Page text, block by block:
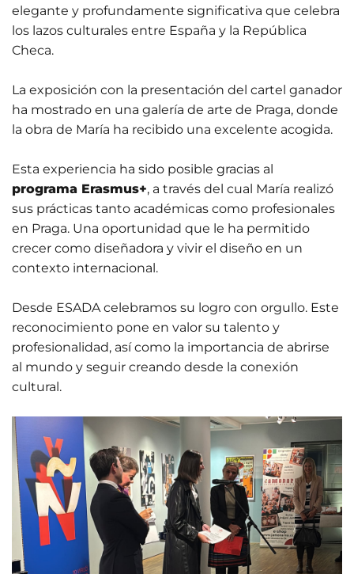
elegante y profundamente significativa que celebra
los lazos culturales entre España y la República
Checa.
La exposición con la presentación del cartel ganador
ha mostrado en una galería de arte de Praga, donde
la obra de María ha recibido una excelente acogida.
Esta experiencia ha sido posible gracias al
programa Erasmus+, a través del cual María realizó
sus prácticas tanto académicas como profesionales
en Praga. Una oportunidad que le ha permitido
crecer como diseñadora y vivir el diseño en un
contexto internacional.
Desde ESADA celebramos su logro con orgullo. Este
reconocimiento pone en valor su talento y
profesionalidad, así como la importancia de abrirse
al mundo y seguir creando desde la conexión
cultural.
01 June 2026
Estudiantes
de Diseño
Gráfico